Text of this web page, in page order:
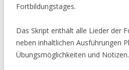
Fortbildungstages.
Das Skript enthält alle Lieder der
neben inhaltlichen Ausführungen
Übungsmöglichkeiten und Notizen.